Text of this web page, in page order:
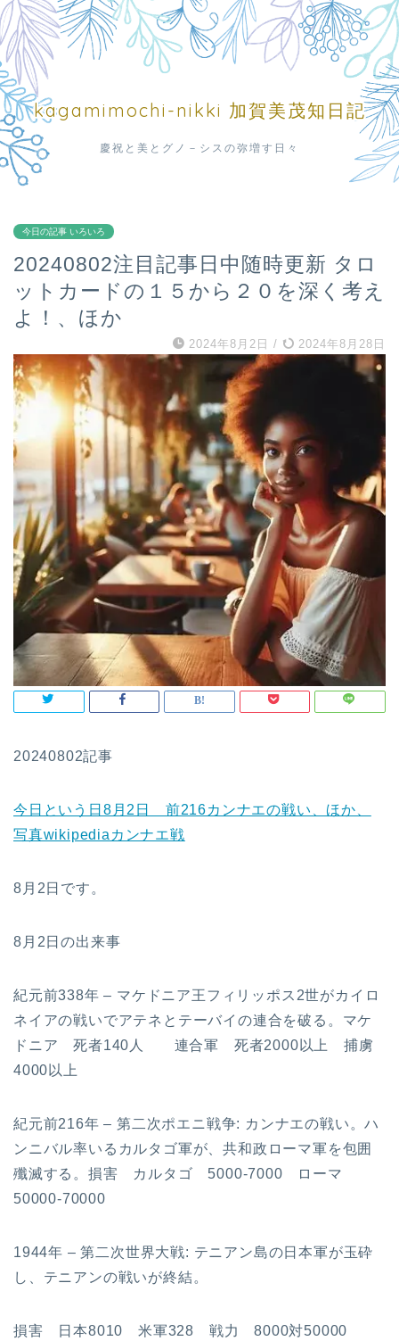
kagamimochi-nikki 加賀美茂知日記
慶祝と美とグノ－シスの弥増す日々
今日の記事 いろいろ
20240802注目記事日中随時更新 タロ
ットカードの１５から２０を深く考え
よ！、ほか
2024年8月2日 / 2024年8月28日
20240802記事
今日という日8月2日 前216カンナエの戦い、ほか、
写真wikipediaカンナエ戦
8月2日です。
8月2日の出来事
紀元前338年 – マケドニア王フィリッポス2世がカイロ
ネイアの戦いでアテネとテーバイの連合を破る。マケ
ドニア 死者140人 連合軍 死者2000以上 捕虜
4000以上
紀元前216年 – 第二次ポエニ戦争: カンナエの戦い。ハ
ンニバル率いるカルタゴ軍が、共和政ローマ軍を包囲
殲滅する。損害 カルタゴ 5000-7000 ローマ
50000-70000
1944年 – 第二次世界大戦: テニアン島の日本軍が玉砕
し、テニアンの戦いが終結。
損害 日本8010 米軍328 戦力 8000対50000